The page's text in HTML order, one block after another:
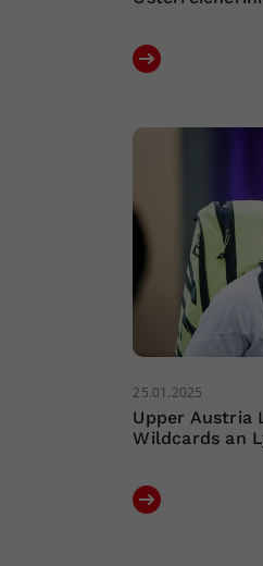
25.01.2025
Upper Austria
Wildcards an